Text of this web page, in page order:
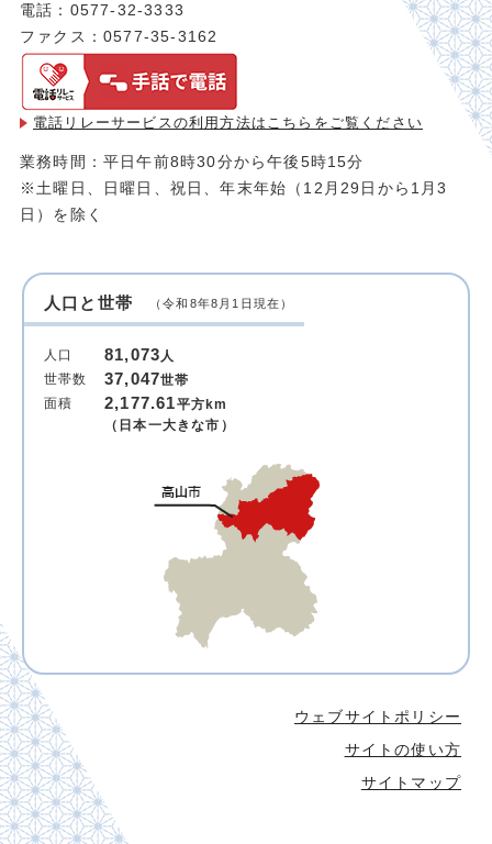
電話：0577-32-3333
ファクス：0577-35-3162
電話リレーサービスの利用方法は こちらをご覧ください
業務時間：平日午前8時30分から午後5時15分
※土曜日、日曜日、祝日、年末年始（12月29日から1月3
日）を除く
人口と世帯 （令和8年8月1日現在）
人口 81,073人
世帯数
37,047世帯
面積
2,177.61平方km
（日本一大きな市）
ウェブサイトポリシー
サイトの使い方
サイトマップ